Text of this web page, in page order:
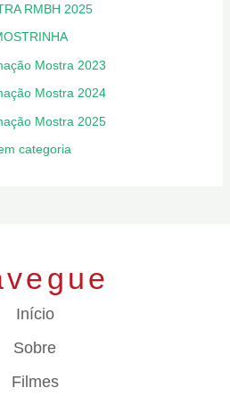
RMBH 2025
Mostra 2023
Mostra 2024
Mostra 2025
categoria
Início
Sobre
Filmes